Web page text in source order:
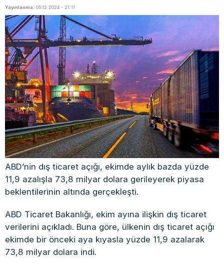
Yayınlanma: 05.12.2024 - 21:11
ABD’nin dış ticaret açığı, ekimde aylık bazda yüzde
11,9 azalışla 73,8 milyar dolara gerileyerek piyasa
beklentilerinin altında gerçekleşti.
ABD Ticaret Bakanlığı, ekim ayına ilişkin dış ticaret
verilerini açıkladı. Buna göre, ülkenin dış ticaret açığı
ekimde bir önceki aya kıyasla yüzde 11,9 azalarak
73,8 milyar dolara indi.